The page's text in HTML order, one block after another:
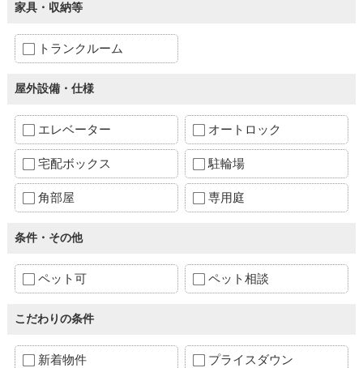
家具・収納等
トランクルーム
屋外設備・仕様
エレベーター オートロック
宅配ボックス 駐輪場
角部屋 専用庭
条件・その他
ペット可 ペット相談
こだわりの条件
新着物件 プライスダウン